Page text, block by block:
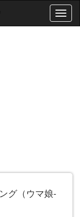
T
o
グ（ウマ娘-